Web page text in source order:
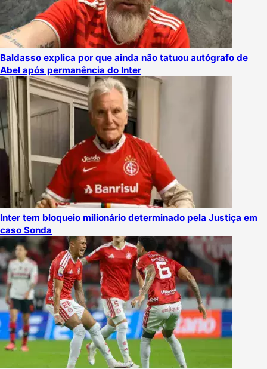
Baldasso explica por que ainda não tatuou autógrafo de
Abel após permanência do Inter
Inter tem bloqueio milionário determinado pela Justiça em
caso Sonda